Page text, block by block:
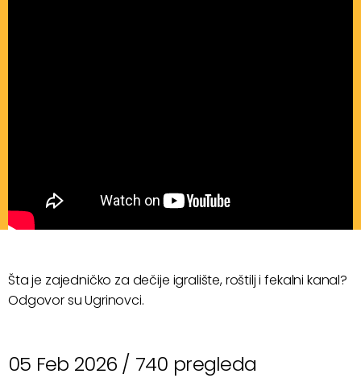
Šta je zajedničko za dečije igralište, roštilj i fekalni kanal?
Odgovor su Ugrinovci.
05 Feb 2026 / 740 pregleda